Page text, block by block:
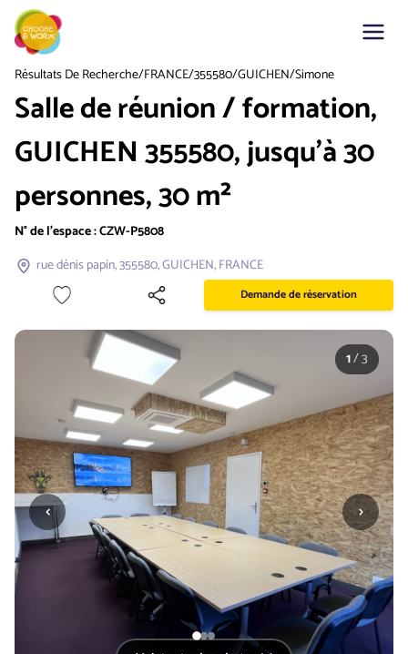
Résultats De Recherche/FRANCE/355580/GUICHEN/Simone
Salle de réunion / formation,
GUICHEN 355580, jusqu'à 30
personnes, 30 m²
N° de l'espace :CZW-P5808
rue dénis papin, 355580, GUICHEN, FRANCE
Demande de réservation
‹ ›
1/3